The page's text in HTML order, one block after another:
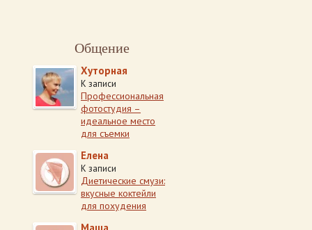
Общение
Хуторная
К записи
Профессиональная
фотостудия –
идеальное место
для съемки
Елена
К записи
Диетические смузи:
вкусные коктейли
для похудения